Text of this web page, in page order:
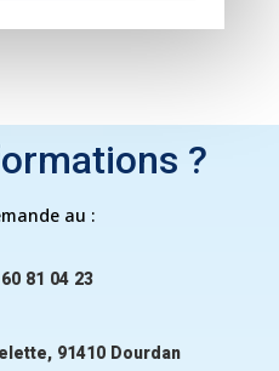
?
au :
81 04 23
91410 Dourdan